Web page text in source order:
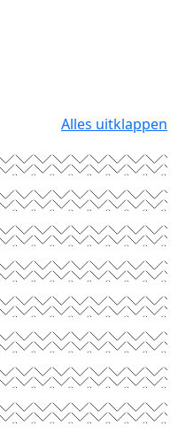
Alles uitklappen